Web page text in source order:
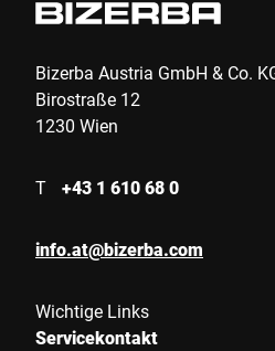
Bizerba Austria GmbH & Co.
Birostraße 12
1230 Wien
T +43 1 610 68 0
info.at@bizerba.com
Wichtige Links
Servicekontakt